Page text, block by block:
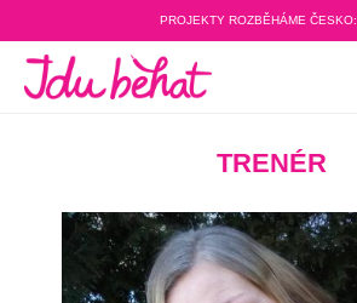
PROJEKTY ROZBĚHÁME ČESKO:
TRENÉR